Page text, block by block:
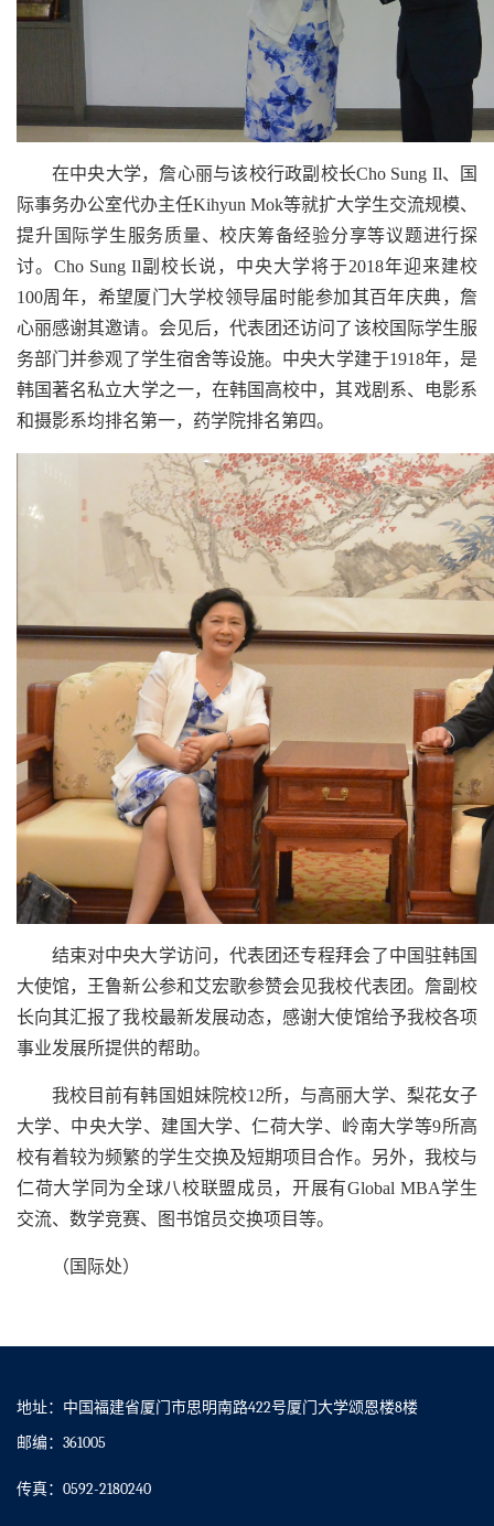
在中央大学，詹心丽与该校行政副校长Cho Sung Il、国
际事务办公室代办主任Kihyun Mok等就扩大学生交流规模、
提升国际学生服务质量、校庆筹备经验分享等议题进行探
讨。Cho Sung Il副校长说，中央大学将于2018年迎来建校
100周年，希望厦门大学校领导届时能参加其百年庆典，詹
心丽感谢其邀请。会见后，代表团还访问了该校国际学生服
务部门并参观了学生宿舍等设施。中央大学建于1918年，是
韩国著名私立大学之一，在韩国高校中，其戏剧系、电影系
和摄影系均排名第一，药学院排名第四。
结束对中央大学访问，代表团还专程拜会了中国驻韩国
大使馆，王鲁新公参和艾宏歌参赞会见我校代表团。詹副校
长向其汇报了我校最新发展动态，感谢大使馆给予我校各项
事业发展所提供的帮助。
我校目前有韩国姐妹院校12所，与高丽大学、梨花女子
大学、中央大学、建国大学、仁荷大学、岭南大学等9所高
校有着较为频繁的学生交换及短期项目合作。另外，我校与
仁荷大学同为全球八校联盟成员，开展有Global MBA学生
交流、数学竞赛、图书馆员交换项目等。
（国际处）
地址：中国福建省厦门市思明南路422号厦门大学颂恩楼8楼
邮编：361005
传真：0592-2180240